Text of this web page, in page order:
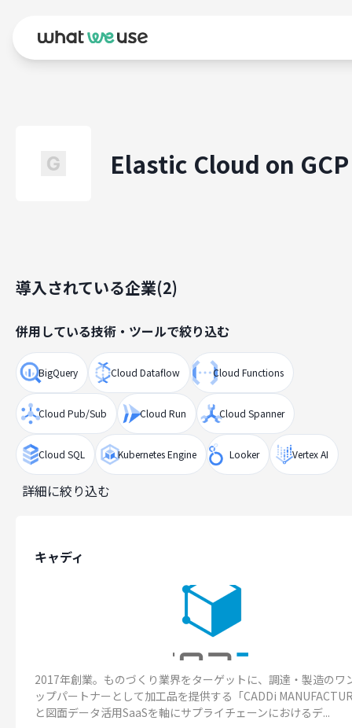
Elastic Cloud on GCP
導入されている企業(2)
併用している技術・ツールで絞り込む
BigQuery Cloud Dataflow Cloud Functions
Cloud Pub/Sub Cloud Run Cloud Spanner
Cloud SQL Kubernetes Engine Looker Vertex AI
詳細に絞り込む
キャディ
2017年創業。ものづくり業界をターゲットに、調達・製造のワ
ップパートナーとして加工品を提供する「CADDi
と図面データ活用SaaSを軸にサプライチェーンにおけるデ...